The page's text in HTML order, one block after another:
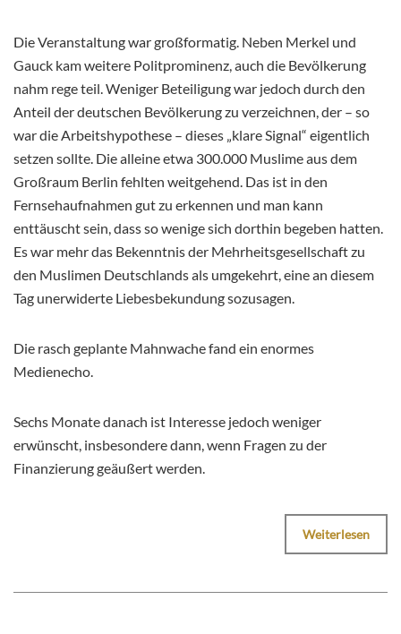
Die Veranstaltung war großformatig. Neben Merkel und
Gauck kam weitere Politprominenz, auch die Bevölkerung
nahm rege teil. Weniger Beteiligung war jedoch durch den
Anteil der deutschen Bevölkerung zu verzeichnen, der – so
war die Arbeitshypothese – dieses „klare Signal“ eigentlich
setzen sollte. Die alleine etwa 300.000 Muslime aus dem
Großraum Berlin fehlten weitgehend. Das ist in den
Fernsehaufnahmen gut zu erkennen und man kann
enttäuscht sein, dass so wenige sich dorthin begeben hatten.
Es war mehr das Bekenntnis der Mehrheitsgesellschaft zu
den Muslimen Deutschlands als umgekehrt, eine an diesem
Tag unerwiderte Liebesbekundung sozusagen.
Die rasch geplante Mahnwache fand ein enormes
Medienecho.
Sechs Monate danach ist Interesse jedoch weniger
erwünscht, insbesondere dann, wenn Fragen zu der
Finanzierung geäußert werden.
Weiterlesen